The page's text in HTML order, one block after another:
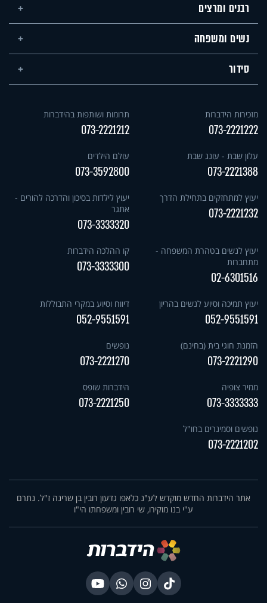
רבנים ומרצים
נשים ומשפחה
סידור
מזכירות הידברות
073-2221222
תרומות ושותפות בהידברות
073-2221212
עלון שבת - עונג שבת
073-2221388
עולם הילדים
073-3592800
יעוץ למתחזקים בתחילת הדרך
073-2221232
יעוץ לילדות בסיכון והדרכה להורים -
אתגר
073-3333320
יעוץ לנשים בטהרת המשפחה -
מתחברות
02-6301516
קו ההלכה הידברות
073-3333300
יעוץ תמיכה וסיוע לנשים בהריון
052-9551591
דיווח וסיוע במקרי התבוללות
052-9551591
הזמנת חוגי בית (בחינם)
073-2221290
נופשים
073-2221270
ממיר צופיה
073-3333333
הידברות שופס
073-2221250
נופשים וסמינרים בחו"ל
073-2221202
אתר הידברות החדש מוקדש לע"נ כלאפו גדעון רובין בן שרינה ז"ל. נתרם
ע"י בנו מוקירו, שי רובין ומשפחתו הי"ו